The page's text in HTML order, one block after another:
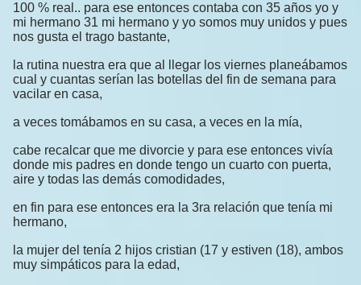
100 % real.. para ese entonces contaba con 35 años yo y
mi hermano 31 mi hermano y yo somos muy unidos y pues
nos gusta el trago bastante,
la rutina nuestra era que al llegar los viernes planeábamos
cual y cuantas serían las botellas del fin de semana para
vacilar en casa,
a veces tomábamos en su casa, a veces en la mía,
cabe recalcar que me divorcie y para ese entonces vivía
donde mis padres en donde tengo un cuarto con puerta,
aire y todas las demás comodidades,
en fin para ese entonces era la 3ra relación que tenía mi
hermano,
la mujer del tenía 2 hijos cristian (17 y estiven (18), ambos
muy simpáticos para la edad,